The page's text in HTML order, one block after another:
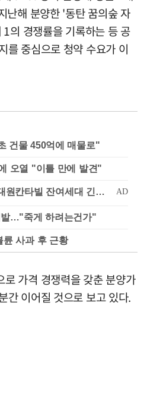
난해 분양한 '동탄 꿈의숲 자
의 경쟁률을 기록하는 등 공
를 중심으로 청약 수요가 이
건물 450억에 매물로"
오열 "이틀 만에 발견"
발…"죽게 하려는건가"
륜 사과 후 근황
로 가격 경쟁력을 갖춘 분양가
간 이어질 것으로 보고 있다.